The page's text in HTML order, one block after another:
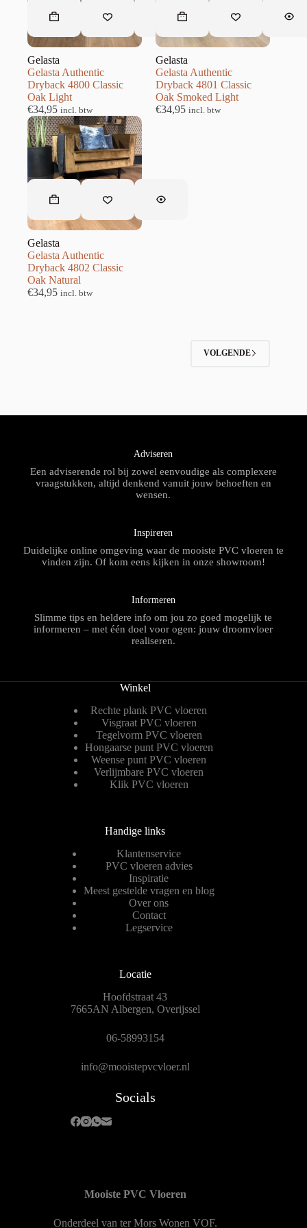
Gelasta
Gelasta Authentic
Dryback 4800 Classic
Oak Light
€34,95 incl. btw
Gelasta
Gelasta Authentic
Dryback 4801 Classic
Oak Smoked Light
€34,95 incl. btw
Gelasta
Gelasta Authentic
Dryback 4802 Classic
Oak Natural
€34,95 incl. btw
VOLGENDE
Adviseren
Een adviserende rol bij zowel eenvoudige als complexere
vraagstukken, altijd denkend vanuit jouw behoeften en
wensen.
Inspireren
Duidelijke online omgeving waar de mooiste PVC vloeren te
vinden zijn. Of kom eens kijken in onze showroom!
Informeren
Slimme tips en heldere info om jou zo goed mogelijk te
informeren – met één doel voor ogen: jouw droomvloer
realiseren.
Winkel
Rechte plank PVC vloeren
Visgraat PVC vloeren
Tegelvorm PVC vloeren
Hongaarse punt PVC vloeren
Weense punt PVC vloeren
Verlijmbare PVC vloeren
Klik PVC vloeren
Handige links
Klantenservice
PVC vloeren advies
Inspiratie
Meest gestelde vragen en blog
Over ons
Contact
Legservice
Locatie
Hoofdstraat 43
7665AN Albergen, Overijssel
06-58993154
info@mooistepvcvloer.nl
Socials
Mooiste PVC Vloeren
Onderdeel van ter Mors Wonen VOF.